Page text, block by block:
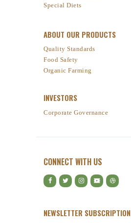
Special Diets
ABOUT OUR PRODUCTS
Quality Standards
Food Safety
Organic Farming
INVESTORS
Corporate Governance
CONNECT WITH US
NEWSLETTER SUBSCRIPTION